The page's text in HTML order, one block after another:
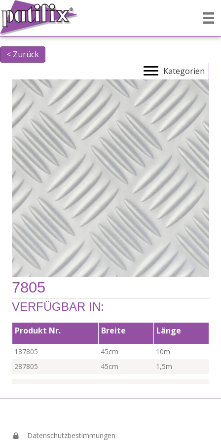
< Zurück
Kategorien
7805
VERFÜGBAR IN:
Produkt Nr. Breite Länge
187805 45cm
10m
287805
45cm 1,5m
Datenschutzbestimmungen